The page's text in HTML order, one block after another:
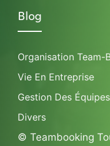
Blog
Organisation Team-
Vie En Entreprise
Gestion Des Équipes
Divers
© Teambooking